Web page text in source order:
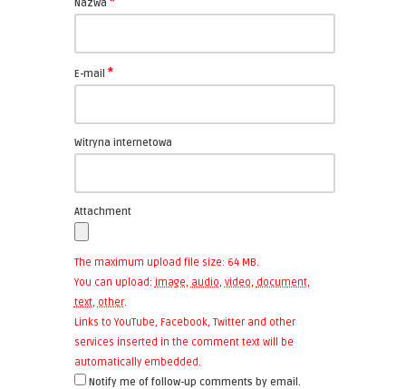
Nazwa
E-mail *
Witryna internetowa
Attachment
The maximum upload file size: 64 MB.
You can upload: image audio video document,
text, other.
Links to YouTube, Facebook, Twitter and other
services inserted in the comment text will be
automatically embedded.
Notify me of follow-up comments by email.